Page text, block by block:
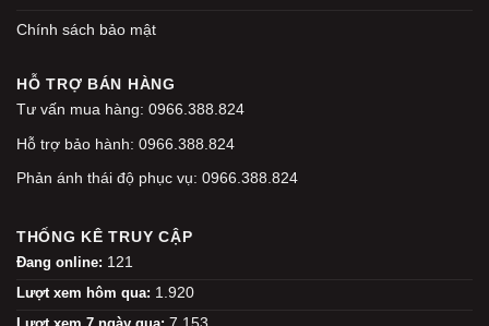
Chính sách bảo mật
HỖ TRỢ BÁN HÀNG
Tư vấn mua hàng: 0966.388.824
Hỗ trợ bảo hành: 0966.388.824
Phản ánh thái độ phục vụ: 0966.388.824
THỐNG KÊ TRUY CẬP
Đang online: 121
Lượt xem hôm qua: 1.920